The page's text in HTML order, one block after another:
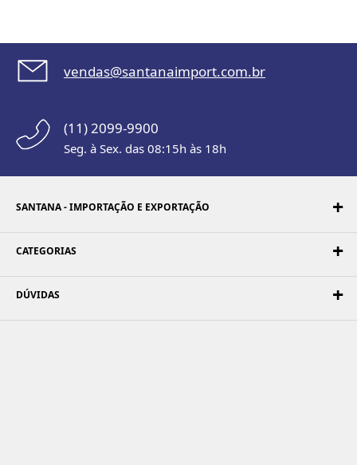
vendas@santanaimport.com.br
(11) 2099-9900
Seg. à Sex. das 08:15h às 18h
SANTANA - IMPORTAÇÃO E EXPORTAÇÃO
CATEGORIAS
DÚVIDAS